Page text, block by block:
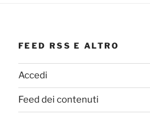
FEED RSS E ALTRO
Accedi
Feed dei contenuti